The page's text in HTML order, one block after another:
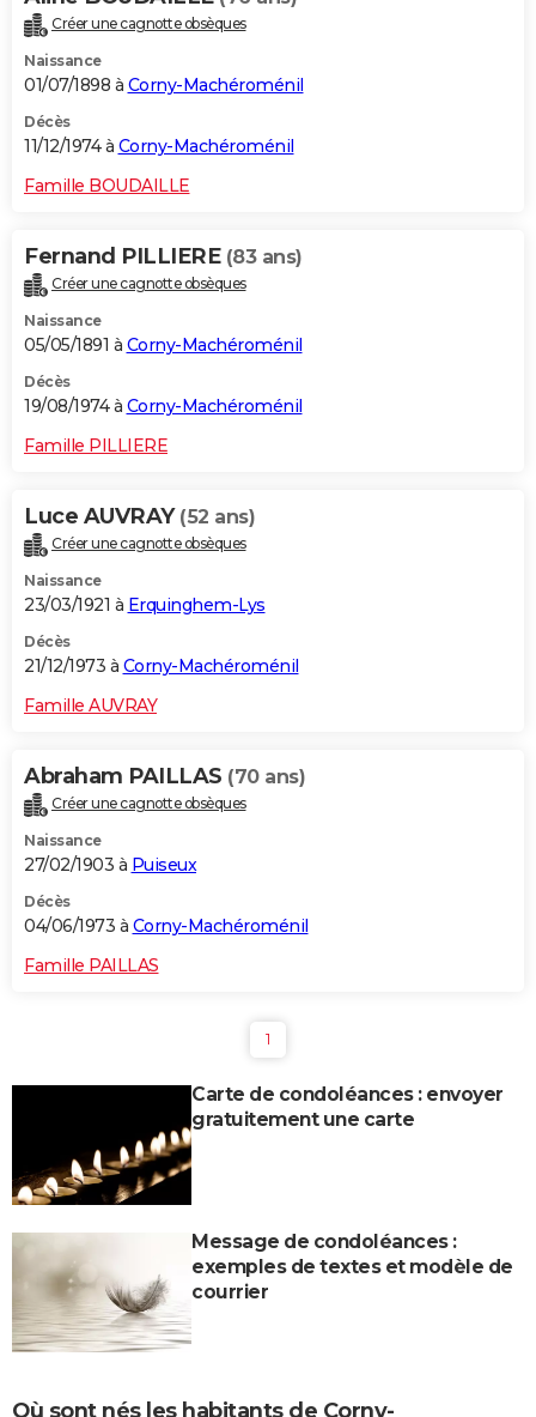
Créer une cagnotte obsèques
Naissance
01/07/1898 à Corny-Machéroménil
Décès
11/12/1974 à Corny-Machéroménil
Famille BOUDAILLE
Fernand PILLIERE (83 ans)
Créer une cagnotte obsèques
Naissance
05/05/1891 à Corny-Machéroménil
Décès
19/08/1974 à Corny-Machéroménil
Famille PILLIERE
Luce AUVRAY (52 ans)
Créer une cagnotte obsèques
Naissance
23/03/1921 à Erquinghem-Lys
Décès
21/12/1973 à Corny-Machéroménil
Famille AUVRAY
Abraham PAILLAS (70 ans)
Créer une cagnotte obsèques
Naissance
27/02/1903 à Puiseux
Décès
04/06/1973 à Corny-Machéroménil
Famille PAILLAS
1
Carte de condoléances : envoyer
gratuitement une carte
Message de condoléances :
exemples de textes et modèle de
courrier
Où sont nés les habitants de Corny-